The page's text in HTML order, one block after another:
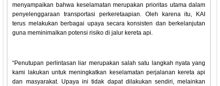
menyampaikan bahwa keselamatan merupakan prioritas utama dalam
penyelenggaraan transportasi perkeretaapian. Oleh karena itu, KAI
terus melakukan berbagai upaya secara konsisten dan berkelanjutan
guna meminimalkan potensi risiko di jalur kereta api.
“Penutupan perlintasan liar merupakan salah satu langkah nyata yang
kami lakukan untuk meningkatkan keselamatan perjalanan kereta api
dan masyarakat. Upaya ini tidak dapat dilakukan sendiri, melainkan